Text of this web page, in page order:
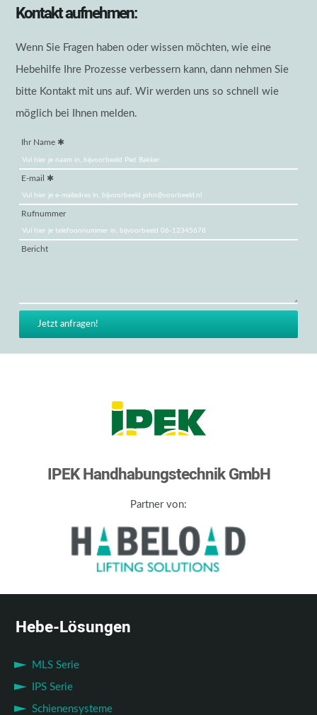
Kontakt aufnehmen:
Wenn Sie Fragen haben oder wissen möchten, wie eine
Hebehilfe Ihre Prozesse verbessern kann, dann nehmen Sie
bitte Kontakt mit uns auf. Wir werden uns so schnell wie
möglich bei Ihnen melden.
Ihr Name
E-mail
Rufnummer
Bericht
IPEK Handhabungstechnik GmbH
Partner von:
Hebe-Lösungen
MLS Serie
IPS Serie
Schienensysteme